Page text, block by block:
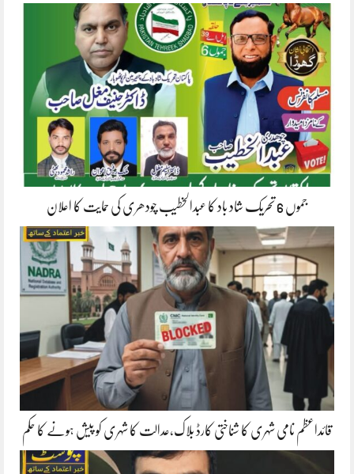
جموں 6 تحریک شاد باد کا عبدالخطیب چودھری کی حمایت کا اعلان
قائداعظم نامی شہری کا شناختی کارڈ بلاک،عدالت کا شہری کو پیش ہونے کا حکم